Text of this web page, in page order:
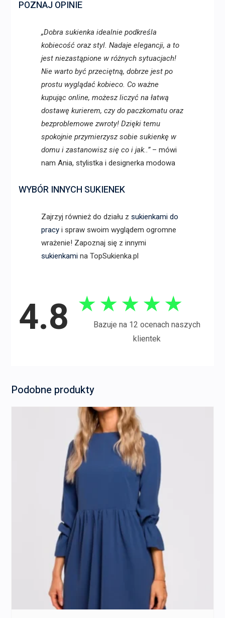
POZNAJ OPINIE
„Dobra sukienka idealnie podkreśla
kobiecość oraz styl. Nadaje elegancji, a to
jest niezastąpione w różnych sytuacjach!
Nie warto być przeciętną, dobrze jest po
prostu wyglądać kobieco. Co ważne
kupując online, możesz liczyć na łatwą
dostawę kurierem, czy do paczkomatu oraz
bezproblemowe zwroty! Dzięki temu
spokojnie przymierzysz sobie sukienkę w
domu i zastanowisz się co i jak..”– mówi
nam Ania, stylistka i designerka modowa
WYBÓR INNYCH SUKIENEK
Zajrzyj również do działu z sukienkami do
pracyi spraw swoim wyglądem ogromne
wrażenie! Zapoznaj się z innymi
sukienkamina TopSukienka.pl
4.8 ★ ★ ★ ★ ★
Bazuje na 12 ocenach naszych
klientek
Podobne produkty